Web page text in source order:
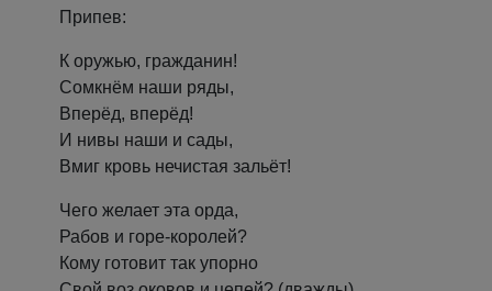
Припев:
К оружью, гражданин!
Сомкнём наши ряды,
Вперёд, вперёд!
И нивы наши и сады,
Вмиг кровь нечистая зальёт!
Чего желает эта орда,
Рабов и горе-королей?
Кому готовит так упорно